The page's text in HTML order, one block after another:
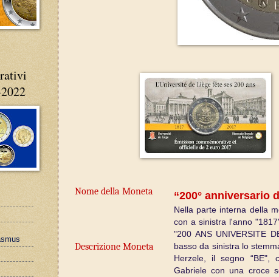
Nome della Moneta “200° anniversario
Descrizione Moneta
Nella parte interna della
con a sinistra l'anno
"200 ANS UNIVERSITE
basso da sinistra lo
Herzele, il segno “BE",
Gabriele con una croce